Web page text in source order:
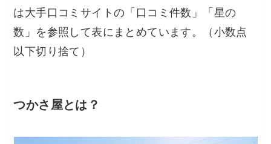
は大手口コミサイトの「口コミ件数」「星の
数」を参照して表にまとめています。（小数点
以下切り捨て）
つかさ屋とは？